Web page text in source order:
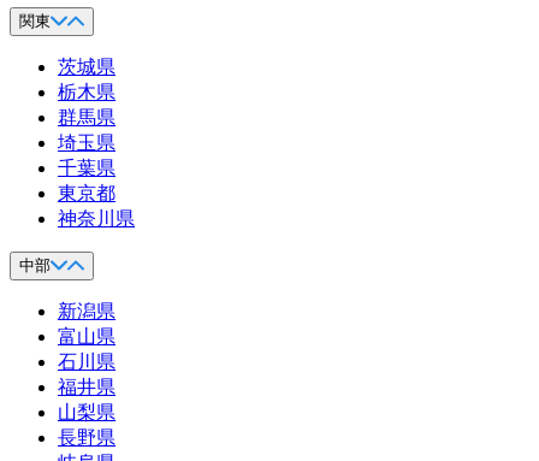
関東
茨城県
栃木県
群馬県
埼玉県
千葉県
東京都
神奈川県
中部
新潟県
富山県
石川県
福井県
山梨県
長野県